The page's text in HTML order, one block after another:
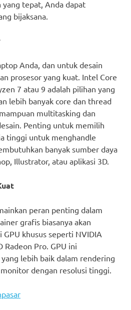
tepat, Anda dapat
bijaksana.
Anda, dan untuk desain
prosesor yang kuat. Intel Core
7 atau 9 adalah pilihan yang
lebih banyak core dan thread
multitasking dan
Penting untuk memilih
tinggi untuk menghandle
banyak sumber daya
Illustrator, atau aplikasi 3D.
peran penting dalam
grafis biasanya akan
khusus seperti NVIDIA
Radeon Pro. GPU ini
lebih baik dalam rendering
dengan resolusi tinggi.